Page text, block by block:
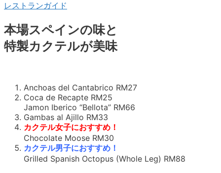
レストランガイド
本場スペインの味と
特製カクテルが美味
Anchoas del Cantabrico RM27
Coca de Recapte RM25
Jamon Iberico “Bellota” RM66
Gambas al Ajillo RM33
カクテル女子におすすめ！
Chocolate Moose RM30
カクテル男子におすすめ！
Grilled Spanish Octopus (Whole Leg) RM88